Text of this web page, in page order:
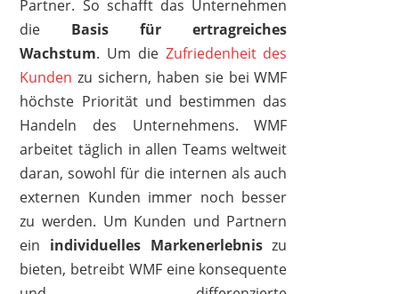
189,99 € *
Partner. So schafft das Unternehmen
die Basis für ertragreiches
Wachstum. Um die Zufriedenheit des
Kunden zu sichern, haben sie bei WMF
höchste Priorität und bestimmen das
Handeln des Unternehmens. WMF
arbeitet täglich in allen Teams weltweit
daran, sowohl für die internen als auch
externen Kunden immer noch besser
zu werden. Um Kunden und Partnern
ein individuelles Markenerlebniszu
bieten, betreibt WMF eine konsequente